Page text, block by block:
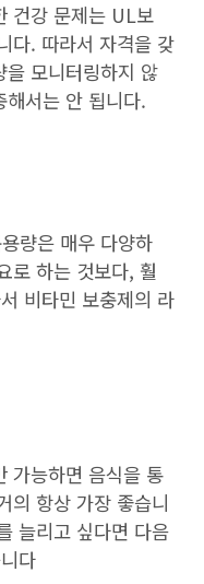
건강 문제는 UL보
다. 따라서 자격을 갖
모니터링하지 않
서는 안 됩니다.
량은 매우 다양하
로 하는 것보다, 훨
비타민 보충제의 라
가능하면 음식을 통
의 항상 가장 좋습니
늘리고 싶다면 다음
다